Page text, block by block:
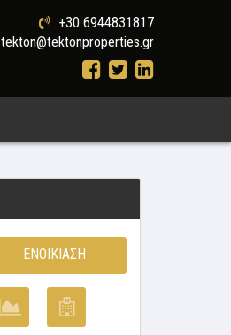
+30 6944831817
tekton@tektonproperties.gr
ΕΝΟΙΚΊΑΣΗ